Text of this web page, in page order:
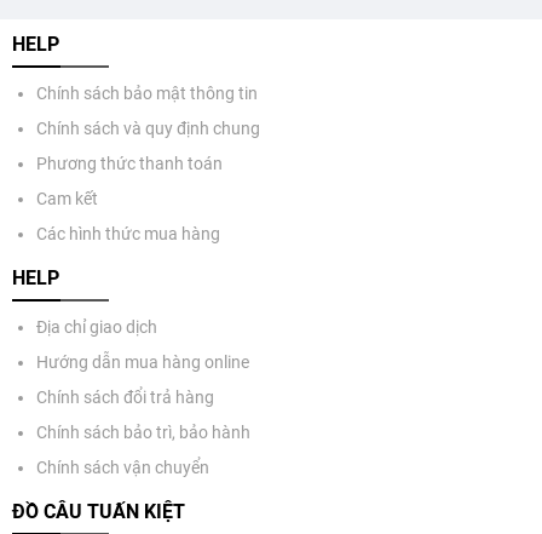
HELP
Chính sách bảo mật thông tin
Chính sách và quy định chung
Phương thức thanh toán
Cam kết
Các hình thức mua hàng
HELP
Địa chỉ giao dịch
Hướng dẫn mua hàng online
Chính sách đổi trả hàng
Chính sách bảo trì, bảo hành
Chính sách vận chuyển
ĐỒ CÂU TUẤN KIỆT